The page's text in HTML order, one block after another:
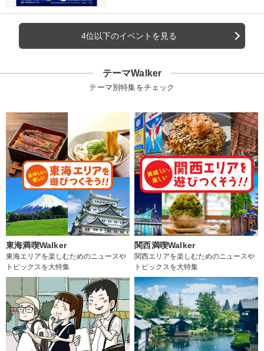
4位以下のイベントを見る
テーマWalker
テーマ別特集をチェック
東海満喫Walker
東海エリアを楽しむためのニュースや
トピックスを大特集
関西満喫Walker
関西エリアを楽しむためのニュースや
トピックスを大特集